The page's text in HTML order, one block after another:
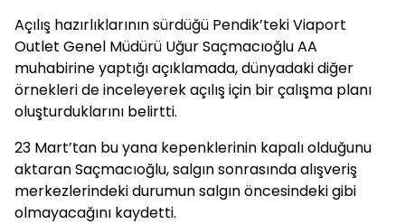
Açılış hazırlıklarının sürdüğü Pendik’teki Viaport
Outlet Genel Müdürü Uğur Saçmacıoğlu AA
muhabirine yaptığı açıklamada, dünyadaki diğer
örnekleri de inceleyerek açılış için bir çalışma planı
oluşturduklarını belirtti.
23 Mart’tan bu yana kepenklerinin kapalı olduğunu
aktaran Saçmacıoğlu, salgın sonrasında alışveriş
merkezlerindeki durumun salgın öncesindeki gibi
olmayacağını kaydetti.